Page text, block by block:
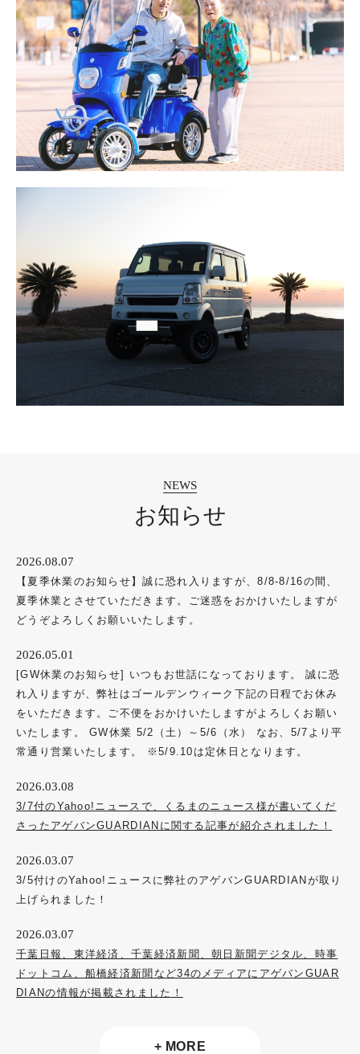
お知らせ
2026.08.07
【夏季休業のお知らせ】誠に恐れ入りますが、8/8-8/16の間、
夏季休業とさせていただきます。ご迷惑をおかけいたしますが
どうぞよろしくお願いいたします。
2026.05.01
[GW休業のお知らせ] いつもお世話になっております。 誠に恐
れ入りますが、弊社はゴールデンウィーク下記の日程でお休み
をいただきます。ご不便をおかけいたしますがよろしくお願い
いたします。 GW休業 5/2（土）～5/6（水） なお、5/7より平
常通り営業いたします。 ※5/9.10は定休日となります。
2026.03.08
3/7付のYahoo!ニュースで、くるまのニュース様が書いてくだ
さったアゲバンGUARDIANに関する記事が紹介されました！
2026.03.07
3/5付けのYahoo!ニュースに弊社のアゲバンGUARDIANが取り
上げられました！
2026.03.07
千葉日報、東洋経済、千葉経済新聞、朝日新聞デジタル、時事
ドットコム、船橋経済新聞など34のメディアにアゲバンGUAR
DIANの情報が掲載されました！
+ MORE